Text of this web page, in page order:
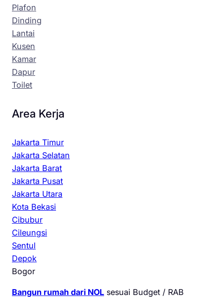
Plafon
Dinding
Lantai
Kusen
Kamar
Dapur
Toilet
Area Kerja
Jakarta Timur
Jakarta Selatan
Jakarta Barat
Jakarta Pusat
Jakarta Utara
Kota Bekasi
Cibubur
Cileungsi
Sentul
Depok
Bogor
Bangun rumah dari NOL sesuai Budget / RAB